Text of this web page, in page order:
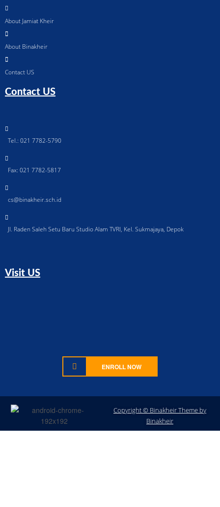
About Jamiat Kheir
About Binakheir
Contact US
Contact US
Tel.: 021 7782-5790
Fax: 021 7782-5817
cs@binakheir.sch.id
Jl. Raden Saleh Setu Baru Studio Alam TVRI, Kel. Sukmajaya, Depok
Visit US
ENROLL NOW
Copyright © Binakheir Theme by
Binakheir
Sign In